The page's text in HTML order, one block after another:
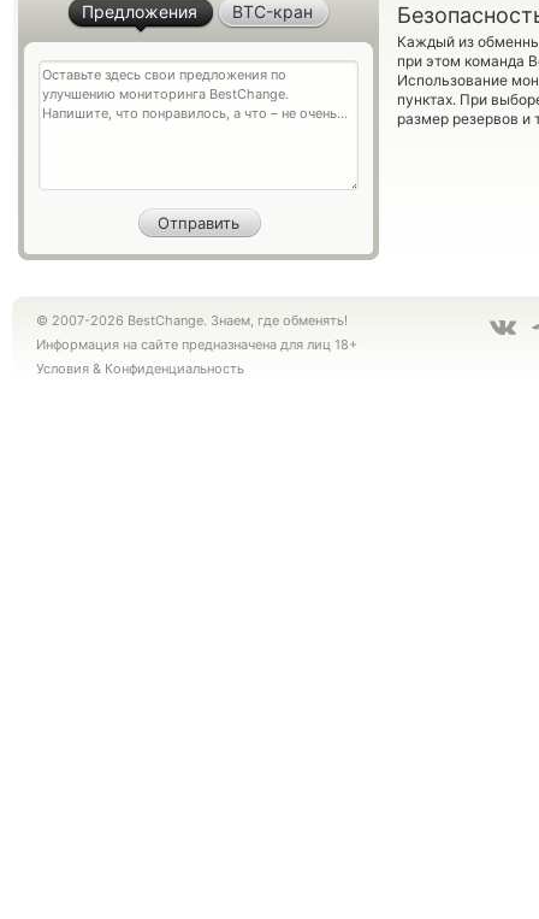
Каждый из
при этом команда
Использование
пунктах. При
размер резервов и
Предложения BTC-кран
© 2007-2026 BestChange. Знаем, где обменять!
Информация на сайте предназначена для лиц 18+
Условия & Конфиденциальность